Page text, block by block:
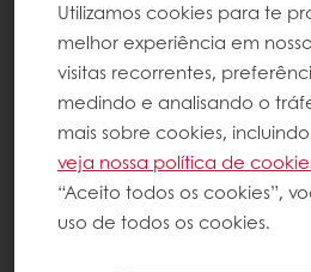
Utilizamos cookies para te
melhor experiência em
visitas recorrentes,
medindo e analisando o
mais sobre cookies,
veja nossa política de
“Aceito todos os cookies”,
uso de todos os cookies.